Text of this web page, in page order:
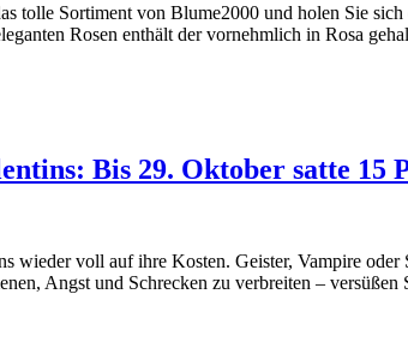
tolle Sortiment von Blume2000 und holen Sie
Rosen enthält der vornehmlich in Rosa
Bis 29. Oktober satte
wieder voll auf ihre Kosten. Geister, Vampire oder
Angst und Schrecken zu verbreiten –